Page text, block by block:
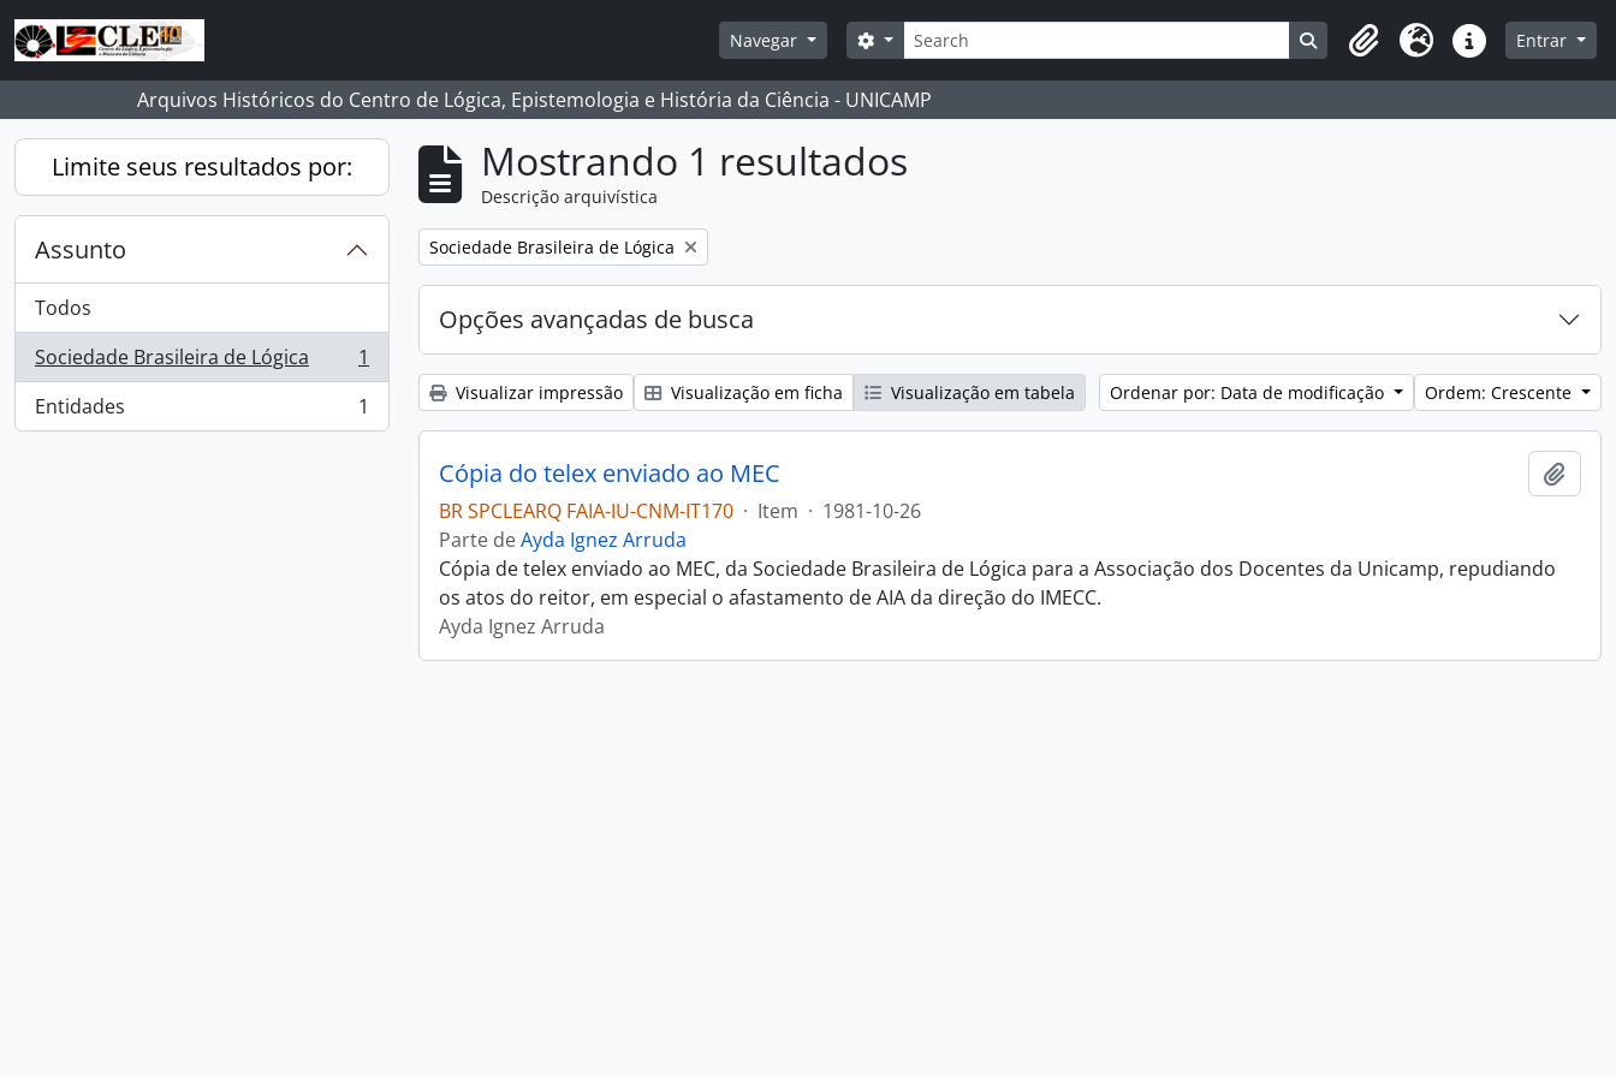
Skip to main content
Navegar
Buscar
Opções de busca Busque na página de navegação
Clipboard
Idioma Atalhos Entrar
Arquivos Históricos do Centro de Lógica, Epistemologia e História da Ciência - UNICAMP
Limite seus resultados por:
Assunto
Todos
Sociedade Brasileira de Lógica
, 1 resultados
1
Entidades
, 1 resultados 1
Mostrando 1 resultados
Descrição arquivística
Remover filtro:
Sociedade Brasileira de Lógica
Opções avançadas de busca
Visualizar impressão Visualização em ficha Visualização em tabela Ordenar por: Data de modificação Ordem: Crescente
Cópia do telex enviado ao MEC
BR SPCLEARQ FAIA-IU-CNM-IT170 · Item · 1981-10-26
Parte deAyda Ignez Arruda
Cópia de telex enviado ao MEC, da Sociedade Brasileira de Lógica para a Associação dos Docentes da Unicamp, repudiando
os atos do reitor, em especial o afastamento de AIA da direção do IMECC.
Ayda Ignez Arruda